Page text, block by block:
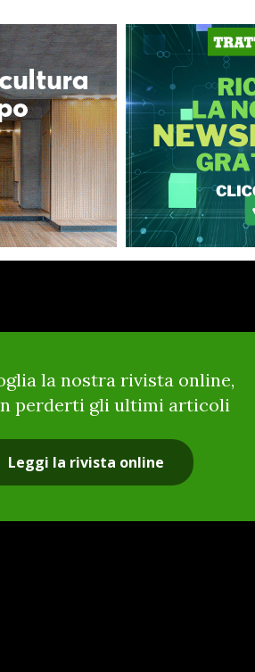
la nostra rivista online,
perderti gli ultimi articoli
Leggi la rivista online